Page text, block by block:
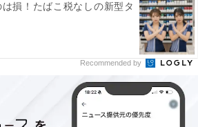
損！たばこ税なしの新型タ
Recommended by